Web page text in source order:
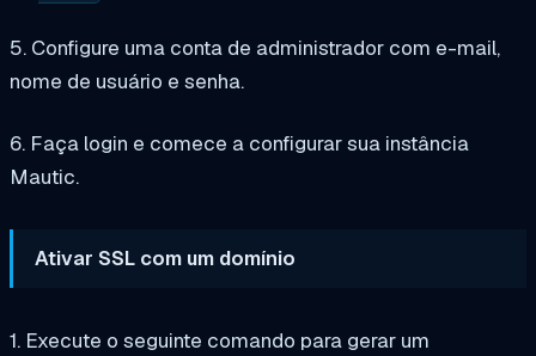
5. Configure uma conta de administrador com e-mail,
nome de usuário e senha.
6. Faça login e comece a configurar sua instância
Mautic.
Ativar SSL com um domínio
1. Execute o seguinte comando para gerar um